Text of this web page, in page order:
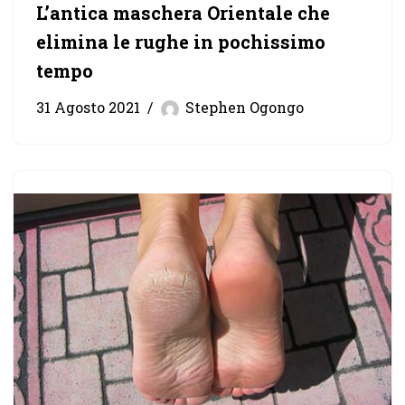
L’antica maschera Orientale che
elimina le rughe in pochissimo
tempo
31 Agosto 2021 Stephen Ogongo